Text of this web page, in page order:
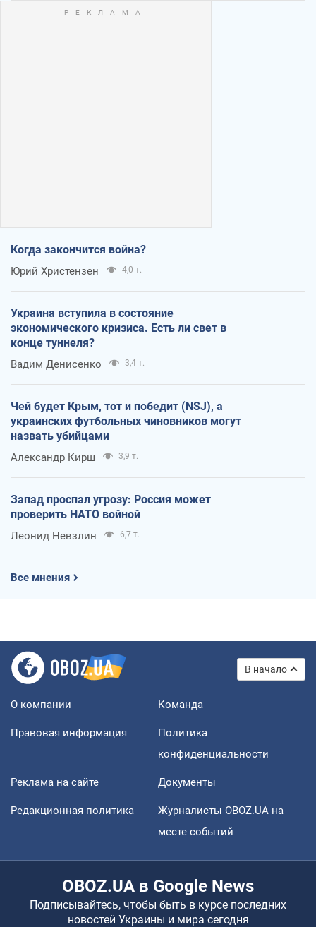
Когда закончится война?
Юрий Христензен 4,0 т.
Украина вступила в состояние
экономического кризиса. Есть ли свет в
конце туннеля?
Вадим Денисенко 3,4 т.
Чей будет Крым, тот и победит (NSJ), а
украинских футбольных чиновников могут
назвать убийцами
Александр Кирш 3,9 т.
Запад проспал угрозу: Россия может
проверить НАТО войной
Леонид Невзлин 6,7 т.
Все мнения
В начало
О компании Команда
Правовая информация
Политика
конфиденциальности
Реклама на сайте Документы
Редакционная политика
Журналисты OBOZ.UA на
месте событий
OBOZ.UA в Google News
Подписывайтесь, чтобы быть в курсе последних
новостей Украины и мира сегодня